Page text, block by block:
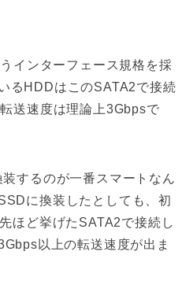
インターフェース規格を採
るHDDはこのSATA2で接続
送速度は理論上3Gbpsで
するのが一番スマートなん
に換装したとしても、初
ほど挙げたSATA2で接続し
以上の転送速度が出ま